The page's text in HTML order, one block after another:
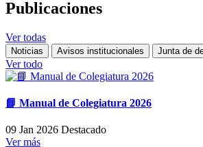
Publicaciones
Ver todas
Noticias Avisos institucionales Junta de
Ver todo
📘 Manual de Colegiatura 2026
09 Jan 2026 Destacado
Ver más